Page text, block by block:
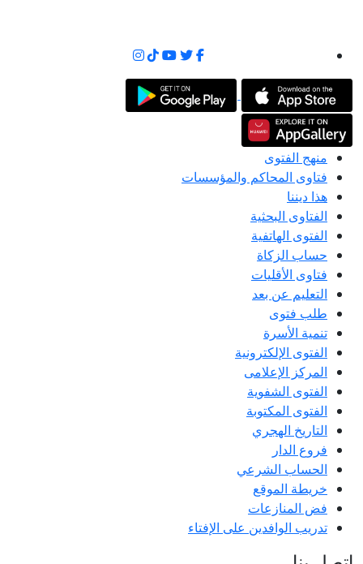
منهج الفتوى
فتاوى المحاكم والمؤسسات
هذا ديننا
الفتاوى البحثية
الفتوى الهاتفية
حساب الزكاة
فتاوى الأقليات
التعليم عن بعد
طلب فتوى
تنمية الأسرة
الفتوى الإلكترونية
المركز الإعلامى
الفتوى الشفوية
الفتوى المكتوبة
التاريخ الهجري
فروع الدار
الحساب الشرعي
خريطة الموقع
فض المنازعات
تدريب الوافدين على الإفتاء